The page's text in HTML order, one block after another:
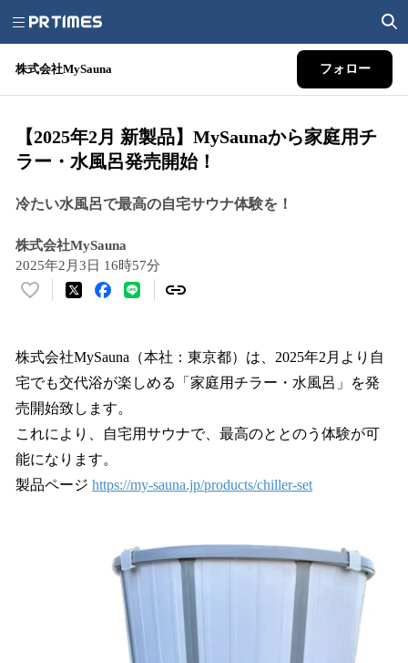
株式会社MySauna フォロー
【2025年2月 新製品】MySaunaから家庭用チ
ラー・水風呂発売開始！
冷たい水風呂で最高の自宅サウナ体験を！
株式会社MySauna
2025年2月3日 16時57分
い
！
数
を
読
み
込
み
中
株式会社MySauna（本社：東京都）は、2025年2月より自
宅でも交代浴が楽しめる「家庭用チラー・水風呂」を発
売開始致します。
これにより、自宅用サウナで、最高のととのう体験が可
能になります。
製品ページ https://my-sauna.jp/products/chiller-set